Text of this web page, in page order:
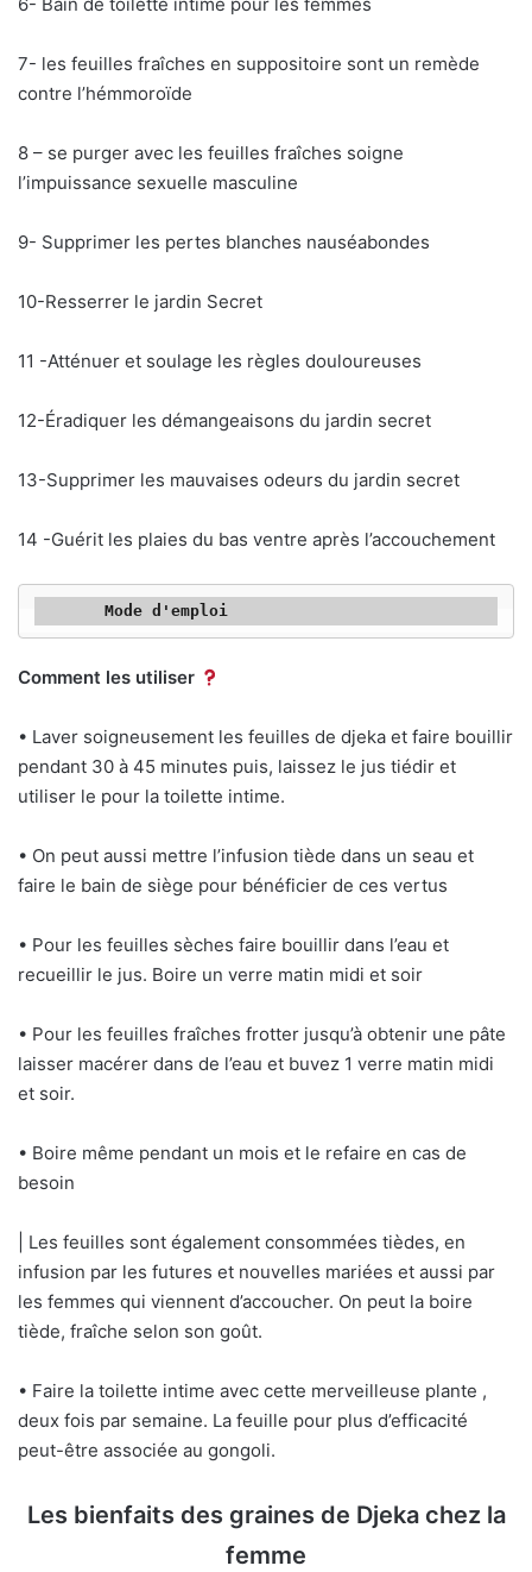
7- les feuilles fraîches en suppositoire sont un remède
contre l’hémmoroïde
8 – se purger avec les feuilles fraîches soigne
l’impuissance sexuelle masculine
9- Supprimer les pertes blanches nauséabondes
10-Resserrer le jardin Secret
11 -Atténuer et soulage les règles douloureuses
12-Éradiquer les démangeaisons du jardin secret
13-Supprimer les mauvaises odeurs du jardin secret
14 -Guérit les plaies du bas ventre après l’accouchement
Mode d'emploi
Comment les utiliser
• Laver soigneusement les feuilles de djeka et faire bouillir
pendant 30 à 45 minutes puis, laissez le jus tiédir et
utiliser le pour la toilette intime.
• On peut aussi mettre l’infusion tiède dans un seau et
faire le bain de siège pour bénéficier de ces vertus
• Pour les feuilles sèches faire bouillir dans l’eau et
recueillir le jus. Boire un verre matin midi et soir
• Pour les feuilles fraîches frotter jusqu’à obtenir une pâte
laisser macérer dans de l’eau et buvez 1 verre matin midi
et soir.
• Boire même pendant un mois et le refaire en cas de
besoin
| Les feuilles sont également consommées tièdes, en
infusion par les futures et nouvelles mariées et aussi par
les femmes qui viennent d’accoucher. On peut la boire
tiède, fraîche selon son goût.
• Faire la toilette intime avec cette merveilleuse plante ,
deux fois par semaine. La feuille pour plus d’efficacité
peut-être associée au gongoli.
Les bienfaits des graines de Djeka chez la
femme